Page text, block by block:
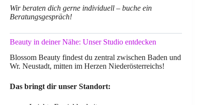
Wir beraten dich gerne individuell – buche ein
Beratungsgespräch!
Beauty in deiner Nähe: Unser Studio entdecken
Blossom Beauty findest du zentral zwischen Baden und
Wr. Neustadt, mitten im Herzen Niederösterreichs!
Das bringt dir unser Standort: